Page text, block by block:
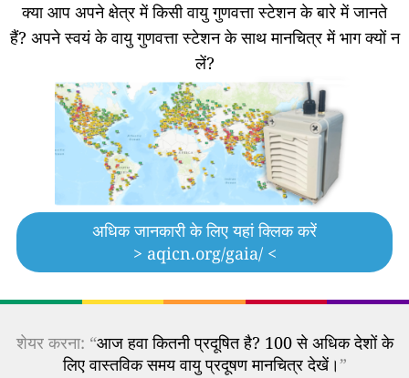
क्या आप अपने क्षेत्र में किसी वायु गुणवत्ता स्टेशन के बारे में जानते
हैं? अपने स्वयं के वायु गुणवत्ता स्टेशन के साथ मानचित्र में भाग क्यों न
लें?
अधिक जानकारी के लिए यहां क्लिक करें
> aqicn.org/gaia/ <
शेयर करना: “आज हवा कितनी प्रदूषित है? 100 से अधिक देशों के
लिए वास्तविक समय वायु प्रदूषण मानचित्र देखें।”